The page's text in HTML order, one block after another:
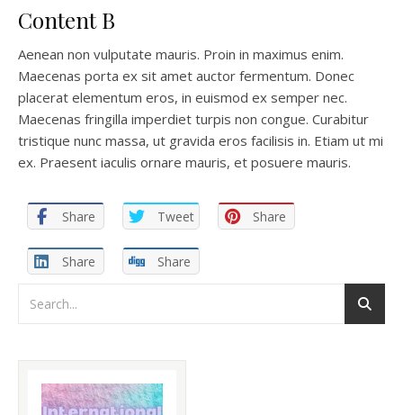
Content B
Aenean non vulputate mauris. Proin in maximus enim.
Maecenas porta ex sit amet auctor fermentum. Donec
placerat elementum eros, in euismod ex semper nec.
Maecenas fringilla imperdiet turpis non congue. Curabitur
tristique nunc massa, ut gravida eros facilisis in. Etiam ut mi
ex. Praesent iaculis ornare mauris, et posuere mauris.
Share Tweet Share
Share Share